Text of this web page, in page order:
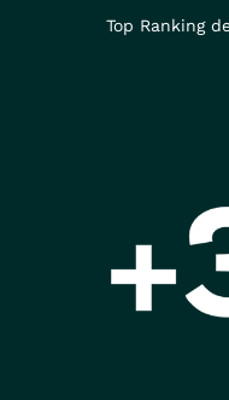
Top Ranking